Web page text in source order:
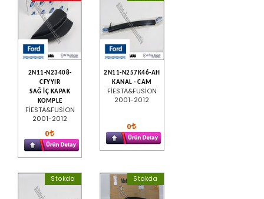
2N11-N23408-
CFYYIR
SAĞ İÇ KAPAK
KOMPLE
FİESTA&FUSİON
2001-2012
0
2N11-N257K46-AH
KANAL - CAM
FİESTA&FUSİON
2001-2012
0
Stokda Stokda